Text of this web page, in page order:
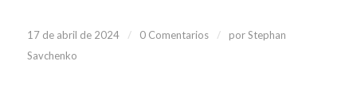
17 de abril de 2024 / 0 Comentarios / porStephan
Savchenko